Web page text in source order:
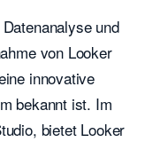
und
von Looker
innovative
bekannt ist. Im
bietet Looker